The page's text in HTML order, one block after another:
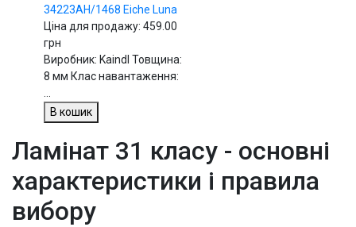
34223AH/1468 Eiche Luna
Ціна для продажу: 459.00
грн
Виробник: Kaindl Товщина:
8 мм Клас навантаження:
В кошик
Ламінат 31 класу - основні
характеристики і правила
вибору